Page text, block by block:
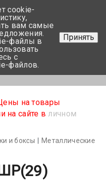
+375 17-350-99-56
+375 44-752-82-08
Задать вопрос
на товары
на сайте в личном
и боксы
Металлические
(29)
cookie-
вам самые
файлы в
с
файлов.
Принять